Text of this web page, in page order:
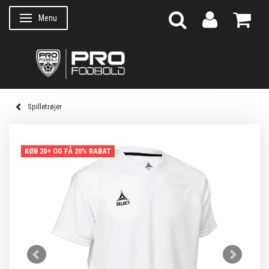
Skifte navigation
Menu
Spilletrøjer
KØB 20+ OG FÅ 20% RABAT